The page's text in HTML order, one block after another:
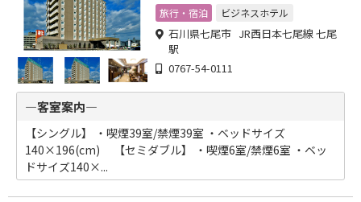
旅行・宿泊 ビジネスホテル
石川県七尾市 JR西日本七尾線 七尾
駅
0767-54-0111
―客室案内―
【シングル】 ・喫煙39室/禁煙39室 ・ベッドサイズ
140×196(cm) 【セミダブル】 ・喫煙6室/禁煙6室 ・ベッ
ドサイズ140×...